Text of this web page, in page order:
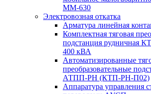
ММ-630
Электровозная откатка
Арматура линейная
Комплектная тяговая
подстанция рудничная
400 кВА
Автоматизированные
преобразовательные
АТПП-РН (КТП-РН-П02)
Аппаратура управления